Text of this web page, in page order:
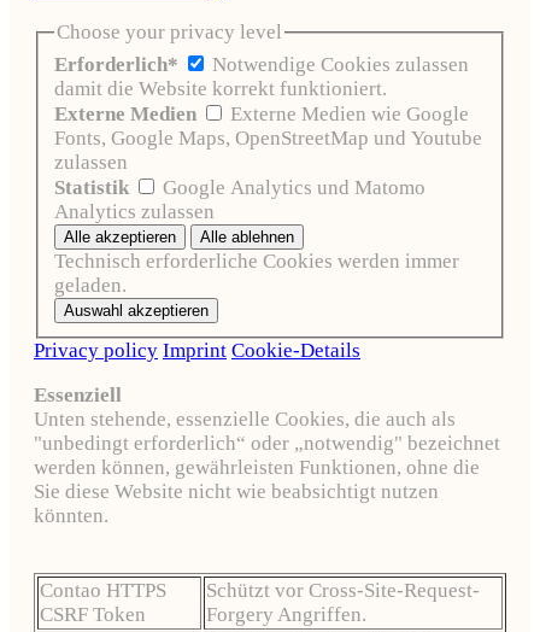
Choose your privacy level
Erforderlich*
Notwendige Cookies zulassen
damit die Website korrekt funktioniert.
Externe Medien
Externe Medien wie Google
Fonts, Google Maps, OpenStreetMap und Youtube
zulassen
Statistik
Google Analytics und Matomo
Analytics zulassen
Technisch erforderliche Cookies werden immer
geladen.
Privacy policy Imprint Cookie-Details
Essenziell
Unten stehende, essenzielle Cookies, die auch als
"unbedingt erforderlich“ oder „notwendig" bezeichnet
werden können, gewährleisten Funktionen, ohne die
Sie diese Website nicht wie beabsichtigt nutzen
könnten.
Contao HTTPS
CSRF Token
Schützt vor Cross-Site-Request-
Forgery Angriffen.